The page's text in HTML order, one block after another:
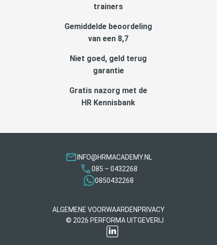
trainers
Gemiddelde beoordeling
van een 8,7
Niet goed, geld terug
garantie
Gratis nazorg met de
HR Kennisbank
INFO@HRMACADEMY.NL
085 – 0432268
0850432268
ALGEMENE VOORWAARDEN PRIVACY
© 2026 PERFORMA UITGEVERIJ